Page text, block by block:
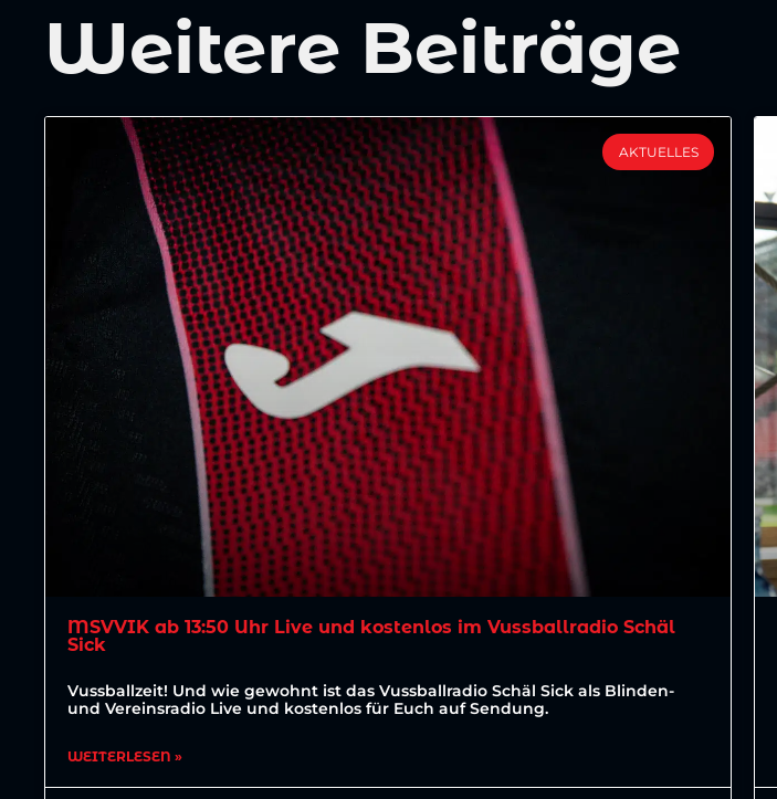
Weitere Beiträge
AKTUELLES
MSVVIK ab 13:50 Uhr Live und kostenlos im Vussballradio Schäl
Sick
Vussballzeit! Und wie gewohnt ist das Vussballradio Schäl Sick als Blinden-
und Vereinsradio Live und kostenlos für Euch auf Sendung.
WEITERLESEN »